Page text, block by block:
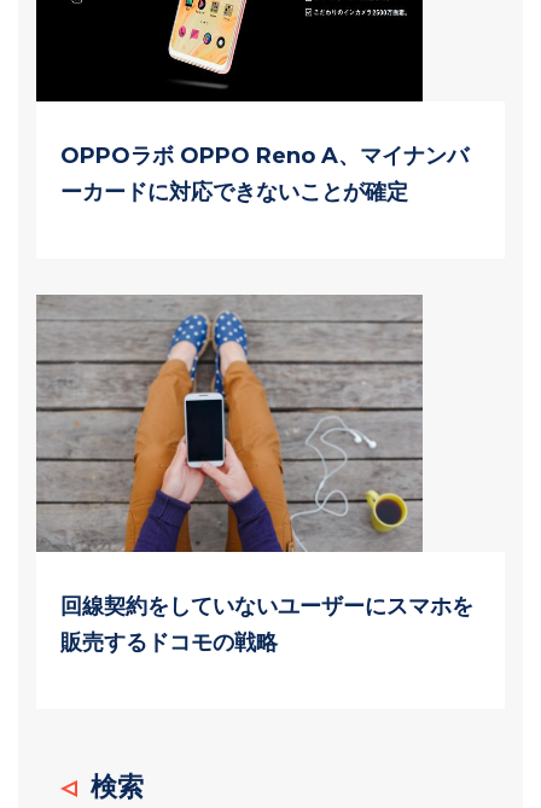
OPPOラボ OPPO Reno A、マイナンバ
ーカードに対応できないことが確定
回線契約をしていないユーザーにスマホを
販売するドコモの戦略
検索